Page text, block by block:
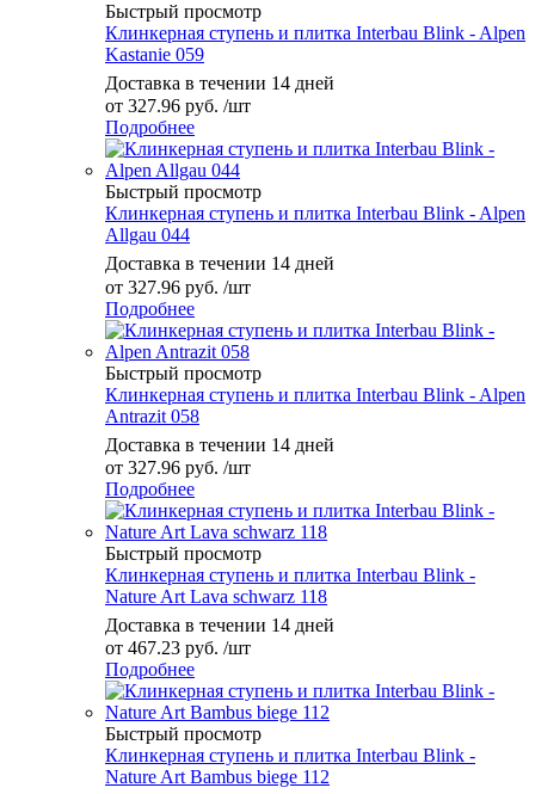
Быстрый просмотр
Клинкерная ступень и плитка Interbau Blink - Alpen
Kastanie 059
Доставка в течении 14 дней
от 327.96 руб. /шт
Подробнее
Быстрый просмотр
Клинкерная ступень и плитка Interbau Blink - Alpen
Allgau 044
Доставка в течении 14 дней
от 327.96 руб. /шт
Подробнее
Быстрый просмотр
Клинкерная ступень и плитка Interbau Blink - Alpen
Antrazit 058
Доставка в течении 14 дней
от 327.96 руб. /шт
Подробнее
Быстрый просмотр
Клинкерная ступень и плитка Interbau Blink -
Nature Art Lava schwarz 118
Доставка в течении 14 дней
от 467.23 руб. /шт
Подробнее
Быстрый просмотр
Клинкерная ступень и плитка Interbau Blink -
Nature Art Bambus biege 112